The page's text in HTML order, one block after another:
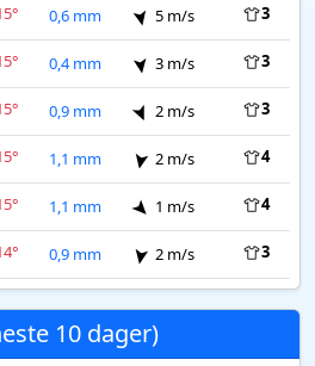
0,6 mm 5 m/s 3
0,4 mm 3 m/s 3
0,9 mm 2 m/s 3
1,1 mm 2 m/s 4
1,1 mm 1 m/s 4
0,9 mm 2 m/s 3
10 dager)